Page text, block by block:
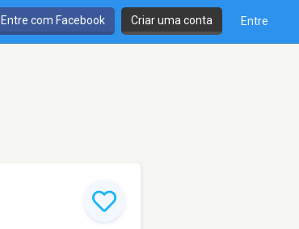
Entre com Facebook Criar uma conta Entre